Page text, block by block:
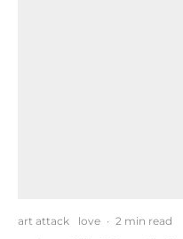
art attack love · 2 min read